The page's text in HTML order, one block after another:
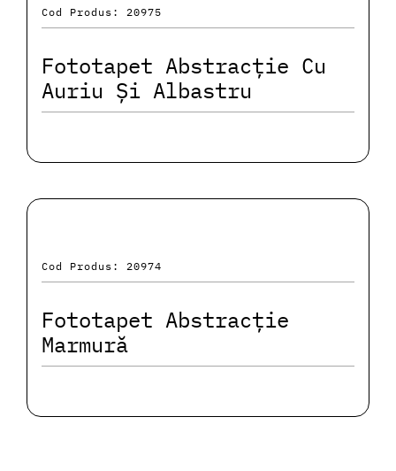
Cod Produs: 20975
Fototapet Abstracție Cu
Auriu Și Albastru
Cod Produs: 20974
Fototapet Abstracție
Marmură